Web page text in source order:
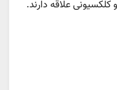
علاقه دارند.